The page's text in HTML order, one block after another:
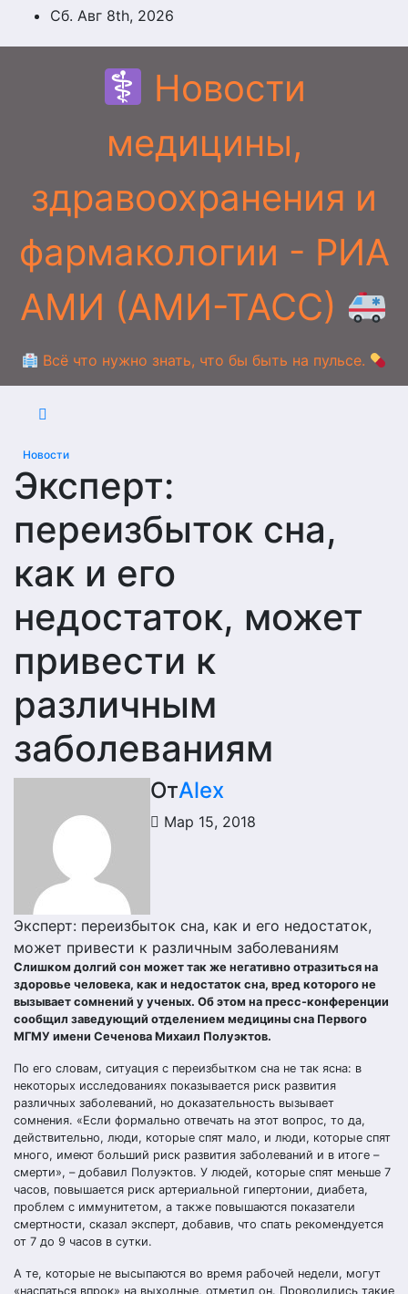
ПерейтиСб. Авг 8th, 2026
Новости
медицины,
здравоохранения и
фармакологии - РИА
АМИ (АМИ-ТАСС)
Всё что нужно знать, что бы быть на пульсе.
Новости
Эксперт:
переизбыток сна,
как и его
недостаток, может
привести к
различным
заболеваниям
ОтAlex
Мар 15, 2018
Эксперт: переизбыток сна, как и его недостаток,
может привести к различным заболеваниям
Слишком долгий сон может так же негативно отразиться на
здоровье человека, как и недостаток сна, вред которого не
вызывает сомнений у ученых. Об этом на пресс-конференции
сообщил заведующий отделением медицины сна Первого
МГМУ имени Сеченова Михаил Полуэктов.
По его словам, ситуация с переизбытком сна не так ясна: в
некоторых исследованиях показывается риск развития
различных заболеваний, но доказательность вызывает
сомнения. «Если формально отвечать на этот вопрос, то да,
действительно, люди, которые спят мало, и люди, которые спят
много, имеют больший риск развития заболеваний и в итоге –
смерти», – добавил Полуэктов. У людей, которые спят меньше 7
часов, повышается риск артериальной гипертонии, диабета,
проблем с иммунитетом, а также повышаются показатели
смертности, сказал эксперт, добавив, что спать рекомендуется
от 7 до 9 часов в сутки.
А те, которые не высыпаются во время рабочей недели, могут
«наспаться впрок» на выходные, отметил он. Проводились такие